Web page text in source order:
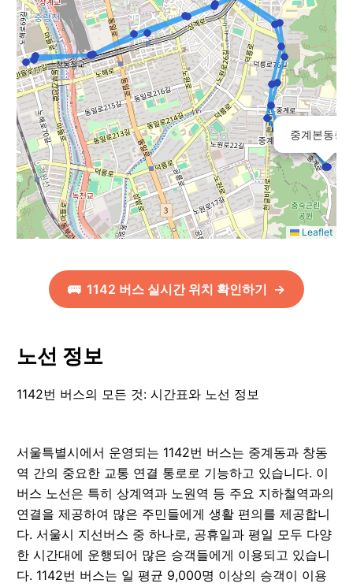
중계본동종
Leaflet
🚌 1142 버스 실시간 위치 확인하기 →
노선 정보
1142번 버스의 모든 것: 시간표와 노선 정보
서울특별시에서 운영되는 1142번 버스는 중계동과 창동
역 간의 중요한 교통 연결 통로로 기능하고 있습니다. 이
버스 노선은 특히 상계역과 노원역 등 주요 지하철역과의
연결을 제공하여 많은 주민들에게 생활 편의를 제공합니
다. 서울시 지선버스 중 하나로, 공휴일과 평일 모두 다양
한 시간대에 운행되어 많은 승객들에게 이용되고 있습니
다. 1142번 버스는 일 평균 9,000명 이상의 승객이 이용